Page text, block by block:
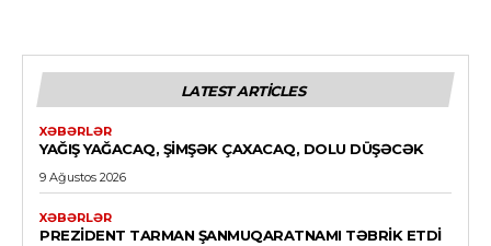
LATEST ARTICLES
XƏBƏRLƏR
YAĞIŞ YAĞACAQ, ŞIMŞƏK ÇAXACAQ, DOLU DÜŞƏCƏK
9 Ağustos 2026
XƏBƏRLƏR
PREZIDENT TARMAN ŞANMUQARATNAMI TƏBRIK ETDI